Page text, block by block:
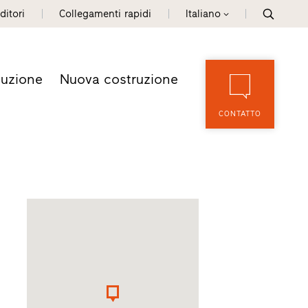
Collegamenti rapidi Italiano
Nuova costruzione
CONTATTO